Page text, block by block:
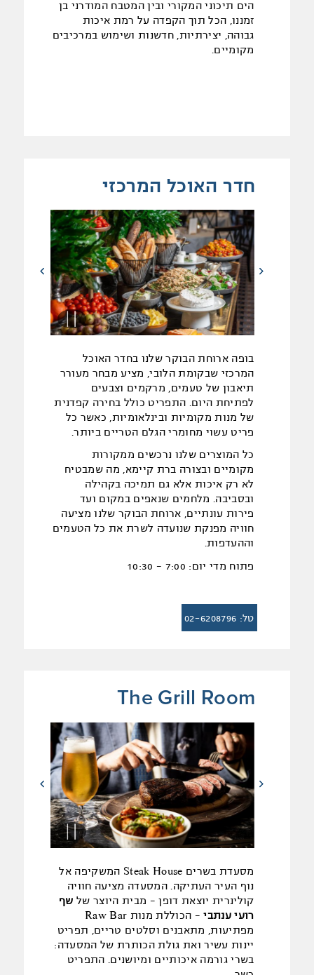
הים תיכוני המקורי ובין המטבח המודרני בן
זמננו, הכל תוך הקפדה על רמת איכות
גבוהה, יצירתיות, חדשנות ושימוש במרכיבים
מקומיים.
חדר האוכל המרכזי
בופה ארוחת הבוקר שלנו בחדר האוכל
המרכזי שבקומת הלובי, מציע מבחר מעורר
תיאבון של טעמים, מרקמים וצבעים
לפתיחת היום. התפריט כולל בחירה קפדנית
של מנות מקומיות ובינלאומיות, כאשר כל
פריט עשוי מחומרי הגלם הטריים ביותר.
כל המוצרים שלנו נרכשים ממקורות
מקומיים ובצורה ברת קיימא, מה שמבטיח
לא רק איכות אלא גם תמיכה בקהילה
ובסביבה. מלחמים שנאפים במקום ועד
פירות עונתיים, ארוחת הבוקר שלנו מציעה
חוויה מפנקת שנועדה לשרת את כל הטעמים
וההעדפות.
פתוח מדי יום: 7:00 - 10:30
טל: 02-6208796
The Grill Room
מסעדת בשרים Steak House המשקיפה אל
נוף העיר העתיקה. המסעדה מציעה חוויה
קולינרית יוצאת דופן - מבית היוצר של שף
רועי ענתבי
- הכוללת מנות Raw Bar
מפתיעות, מתאבנים וסלטים טריים, תפריט
יינות עשיר ואת גולת הכותרת של המסעדה:
בשרי גורמה איכותיים ומיושנים. התפריט